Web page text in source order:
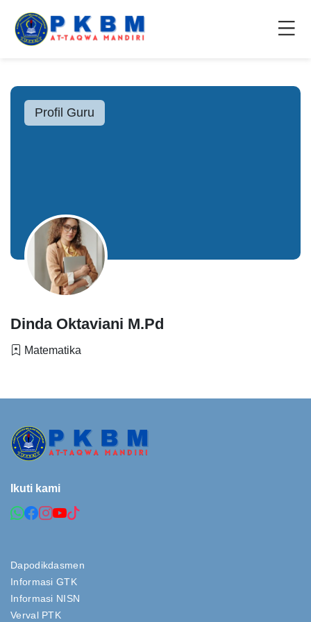
Profil Guru
Dinda Oktaviani M.Pd
Matematika
Ikuti kami
Dapodikdasmen
Informasi GTK
Informasi NISN
Verval PTK